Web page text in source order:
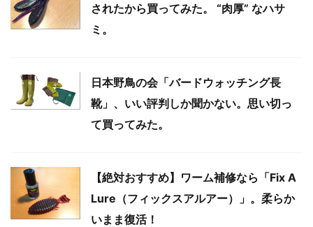
されたから買ってみた。 “肉厚” なハサ
ミ。
日本野鳥の会「バードウォッチング長
靴」、いい評判しか聞かない。思い切っ
て買ってみた。
【絶対おすすめ】ワーム補修なら「Fix A
Lure（フィックスアルアー）」。柔らか
いまま復活！